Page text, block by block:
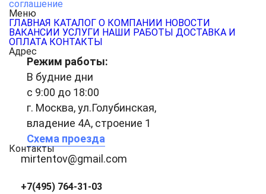
соглашение
Меню
ГЛАВНАЯ КАТАЛОГ О КОМПАНИИ НОВОСТИ
ВАКАНСИИ УСЛУГИ НАШИ РАБОТЫ ДОСТАВКА И
ОПЛАТА КОНТАКТЫ
Адрес
Режим работы:
В будние дни
с 9:00 до 18:00
г. Москва, ул.Голубинская,
владение 4А, строение 1
Схема проезда
Контакты
mirtentov@gmail.com
+7(495) 764-31-03